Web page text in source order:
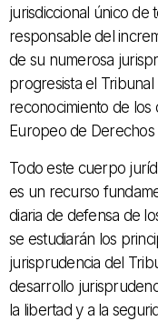
jurisdiccional único de
responsable del
de su numerosa
progresista el
reconocimiento de
Europeo de Derechos
Todo este cuerpo
es un recurso
diaria de defensa de
se estudiarán los
jurisprudencia del
desarrollo
la libertad y a la